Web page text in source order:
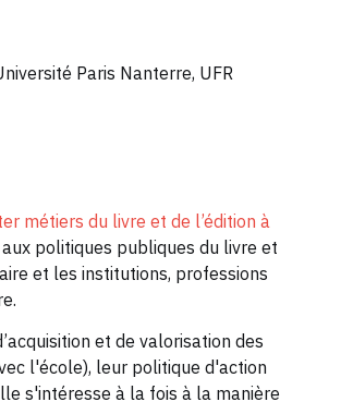
Paris Nanterre, UFR
métiers du livre et de l’édition à
politiques publiques du livre et
et les institutions, professions
et de valorisation des
l'école), leur politique d'action
s'intéresse à la fois à la manière